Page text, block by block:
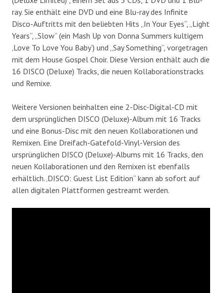
ray. Sie enthält eine DVD und eine Blu-ray des Infinite
Disco-Auftritts mit den beliebten Hits „In Your Eyes“, „Light
Years“, „Slow“ (ein Mash Up von Donna Summers kultigem
‚Love To Love You Baby‘) und „Say Something“, vorgetragen
mit dem House Gospel Choir. Diese Version enthält auch die
16 DISCO (Deluxe) Tracks, die neuen Kollaborationstracks
und Remixe.
Weitere Versionen beinhalten eine 2-Disc-Digital-CD mit
dem ursprünglichen DISCO (Deluxe)-Album mit 16 Tracks
und eine Bonus-Disc mit den neuen Kollaborationen und
Remixen. Eine Dreifach-Gatefold-Vinyl-Version des
ursprünglichen DISCO (Deluxe)-Albums mit 16 Tracks, den
neuen Kollaborationen und den Remixen ist ebenfalls
erhältlich. ‚DISCO: Guest List Edition“ kann ab sofort auf
allen digitalen Plattformen gestreamt werden.